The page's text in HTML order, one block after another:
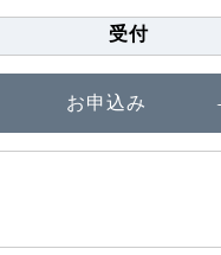
受付
お申込み